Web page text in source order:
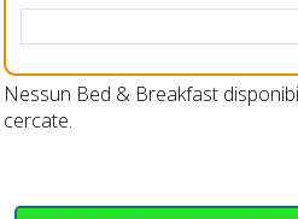
Nessun Bed & Breakfast
cercate.